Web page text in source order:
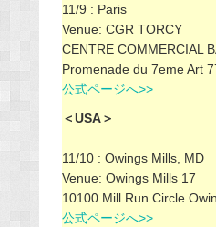
11/9 : Paris
Venue: CGR TORCY
CENTRE COMMERCIAL
Promenade du 7eme Art
公式ページへ>>
＜USA＞
11/10 : Owings Mills, MD
Venue: Owings Mills 17
10100 Mill Run Circle
公式ページへ>>